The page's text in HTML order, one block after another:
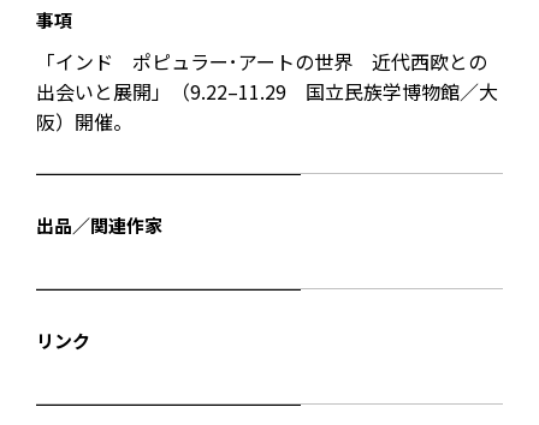
事項
「インド ポピュラー･アートの世界 近代西欧との
出会いと展開」（9.22–11.29 国立民族学博物館／大
阪）開催。
出品／関連作家
リンク